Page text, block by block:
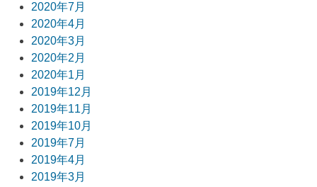
2020年7月
2020年4月
2020年3月
2020年2月
2020年1月
2019年12月
2019年11月
2019年10月
2019年7月
2019年4月
2019年3月